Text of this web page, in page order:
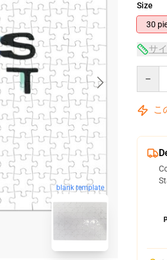
blank template
Size
30
サ
こ